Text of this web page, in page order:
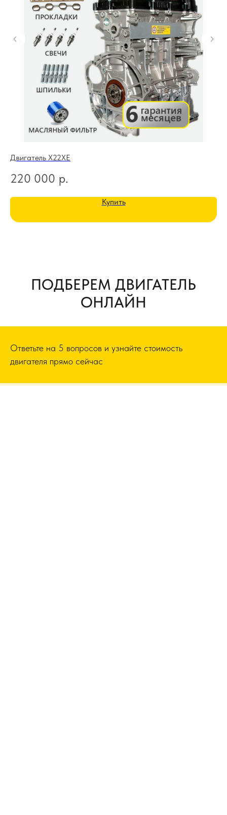
Двигатель X22XE
220 000 р.
Купить
ПОДБЕРЕМ ДВИГАТЕЛЬ
ОНЛАЙН
Ответьте на 5 вопросов и узнайте стоимость
двигателя прямо сейчас